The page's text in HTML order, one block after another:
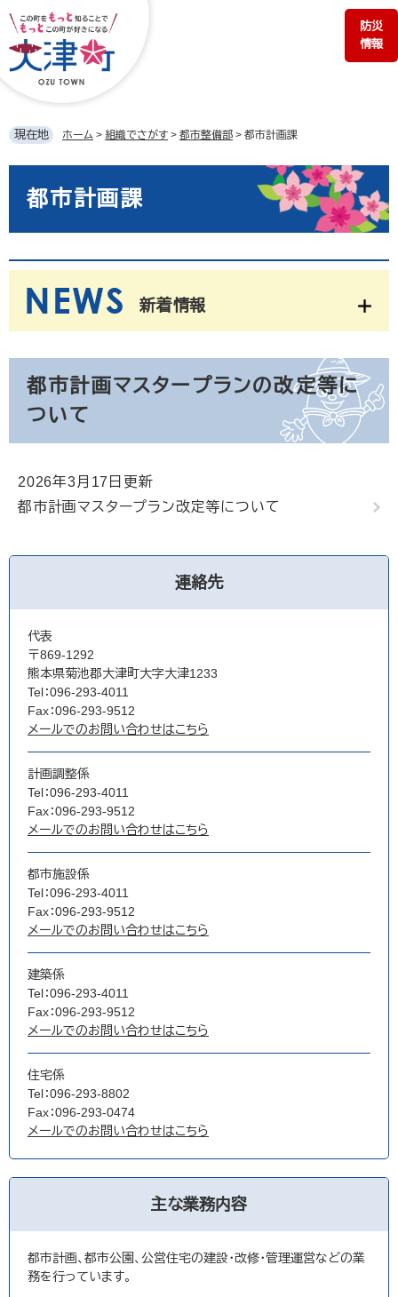
ジ
の
す。
ュ
ー
し
防災
情報
現在地 ホーム > 組織でさがす > 都市整備部 > 都市計画課
都市計画課
新着情報
都市計画マスタープランの改定等に
ついて
2026年3月17日更新
都市計画マスタープラン改定等について
連絡先
代表
〒869-1292
熊本県菊池郡大津町大字大津1233
Tel：096-293-4011
Fax：096-293-9512
メールでのお問い合わせはこちら
計画調整係
Tel：096-293-4011
Fax：096-293-9512
メールでのお問い合わせはこちら
都市施設係
Tel：096-293-4011
Fax：096-293-9512
メールでのお問い合わせはこちら
建築係
Tel：096-293-4011
Fax：096-293-9512
メールでのお問い合わせはこちら
住宅係
Tel：096-293-8802
Fax：096-293-0474
メールでのお問い合わせはこちら
主な業務内容
都市計画、都市公園、公営住宅の建設・改修・管理運営などの業
務を行っています。